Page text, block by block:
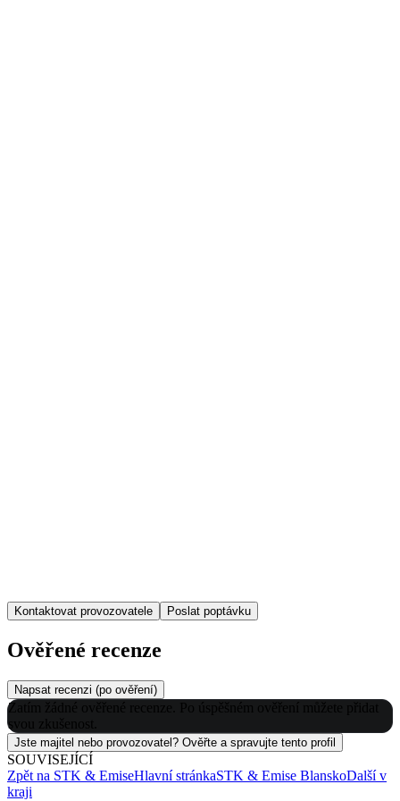
Kontaktovat provozovatele Poslat poptávku
Ověřené recenze
Napsat recenzi (po ověření)
Zatím žádné ověřené recenze. Po úspěšném ověření můžete přidat
svou zkušenost.
Jste majitel nebo provozovatel? Ověřte a spravujte tento profil
SOUVISEJÍCÍ
Zpět na STK & EmiseHlavní stránkaSTK & Emise BlanskoDalší v
kraji